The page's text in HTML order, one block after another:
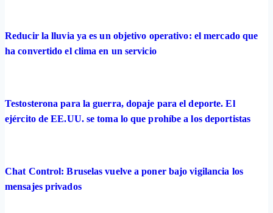
Reducir la lluvia ya es un objetivo operativo: el mercado que
ha convertido el clima en un servicio
Testosterona para la guerra, dopaje para el deporte. El
ejército de EE.UU. se toma lo que prohíbe a los deportistas
Chat Control: Bruselas vuelve a poner bajo vigilancia los
mensajes privados